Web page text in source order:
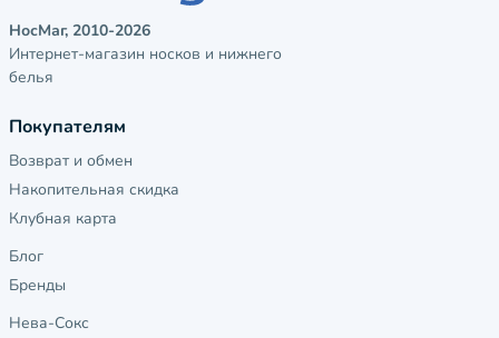
НосМаг, 2010-2026
Интернет-магазин носков и нижнего
белья
Покупателям
Возврат и обмен
Накопительная скидка
Клубная карта
Блог
Бренды
Нева-Сокс